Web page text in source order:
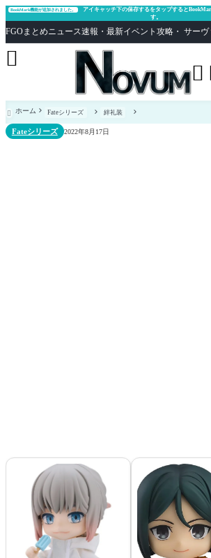
BookMark機能が追加されました。
アイキャッチ下の保存するをタップすると
す。


 ホーム Fateシリーズ 絆礼装
Fateシリーズ 2022年8月17日